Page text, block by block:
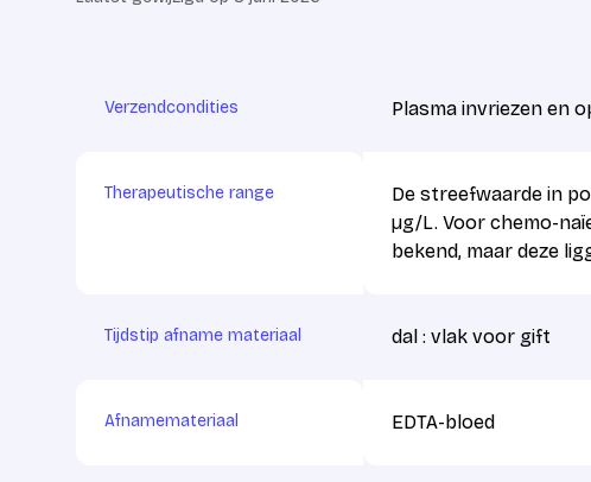
Verzendcondities Plasma invriezen en
Therapeutische range
De streefwaarde in
µg/L. Voor chemo-
bekend, maar deze
Tijdstip afname materiaal dal : vlak voor gift
Afnamemateriaal EDTA-bloed